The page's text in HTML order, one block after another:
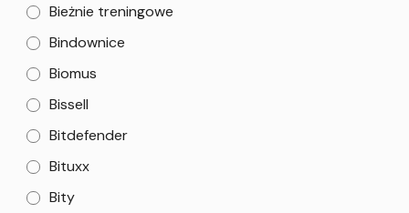
Bieżnie treningowe
Bindownice
Biomus
Bissell
Bitdefender
Bituxx
Bity